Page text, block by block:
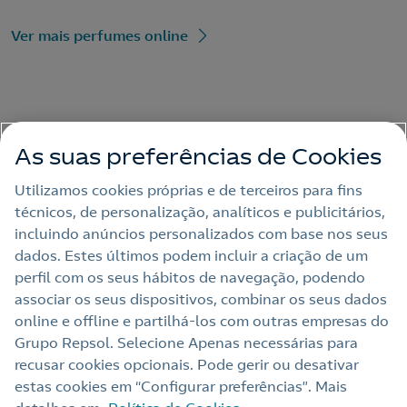
Ver mais perfumes online
CR7 Play It Cool
100 ml
As suas preferências de Cookies
Utilizamos cookies próprias e de terceiros para fins
técnicos, de personalização, analíticos e publicitários,
incluindo anúncios personalizados com base nos seus
dados. Estes últimos podem incluir a criação de um
perfil com os seus hábitos de navegação, podendo
associar os seus dispositivos, combinar os seus dados
online e offline e partilhá‑los com outras empresas do
Grupo Repsol. Selecione Apenas necessárias para
recusar cookies opcionais. Pode gerir ou desativar
estas cookies em “Configurar preferências”. Mais